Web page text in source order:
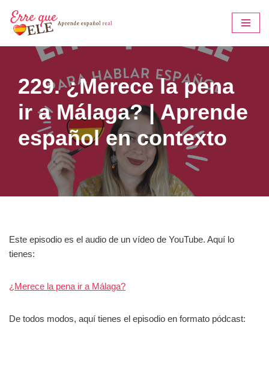
Saltar
al
contenido
229. ¿Merece la pena
ir a Málaga? | Aprende
español en contexto
Este episodio es el audio de un vídeo de YouTube. Aquí lo
tienes:
¿Merece la pena ir a Málaga?
De todos modos, aquí tienes el episodio en formato pódcast: